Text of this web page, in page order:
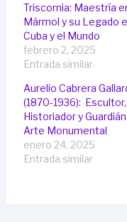
Triscornia: Maestría
Mármol y su Legado
Cuba y el Mundo
febrero 2, 2025
Entrada similar
Aurelio Cabrera
(1870-1936): Escultor,
Historiador y
Arte Monumental
enero 24, 2025
Entrada similar